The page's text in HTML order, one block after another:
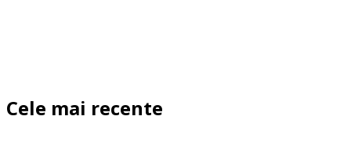
Cele mai recente